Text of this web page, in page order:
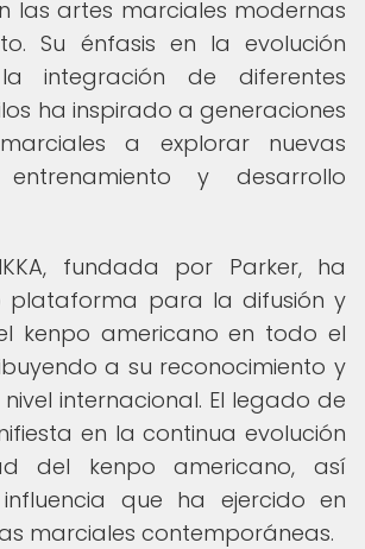
las artes marciales modernas
Su énfasis en la evolución
integración de diferentes
ha inspirado a generaciones
a explorar nuevas
y desarrollo
fundada por Parker, ha
plataforma para la difusión y
kenpo americano en todo el
a su reconocimiento y
internacional. El legado de
en la continua evolución
del kenpo americano, así
que ha ejercido en
marciales contemporáneas.